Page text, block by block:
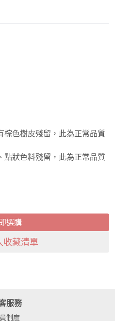
棕色樹皮殘留，此為正常品質
點狀色料殘留，此為正常品質
選購
收藏清單
服務
制度